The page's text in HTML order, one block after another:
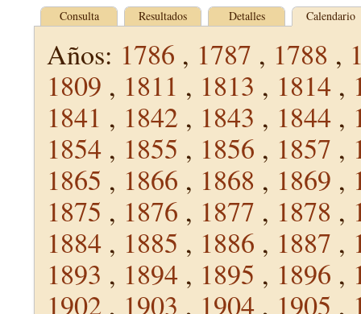
Consulta Resultados Detalles Calendario
Años: 1786 , 1787 , 1788 ,
1809 , 1811 , 1813 , 1814 ,
1841 , 1842 , 1843 , 1844 ,
1854 , 1855 , 1856 , 1857 ,
1865 , 1866 , 1868 , 1869 ,
1875 , 1876 , 1877 , 1878 ,
1884 , 1885 , 1886 , 1887 ,
1893 , 1894 , 1895 , 1896 ,
1902 , 1903 , 1904 , 1905 ,